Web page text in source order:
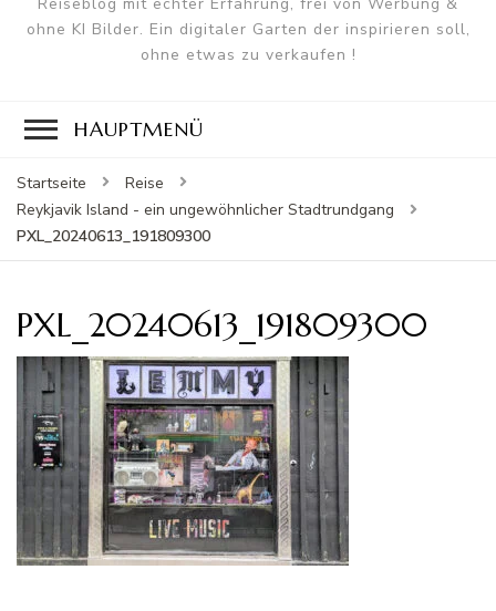
ohne KI Bilder. Ein digitaler Garten der inspirieren soll,
ohne etwas zu verkaufen !
HAUPTMENÜ
Startseite
Reise
Reykjavik Island - ein ungewöhnlicher Stadtrundgang
PXL_20240613_191809300
PXL_20240613_191809300